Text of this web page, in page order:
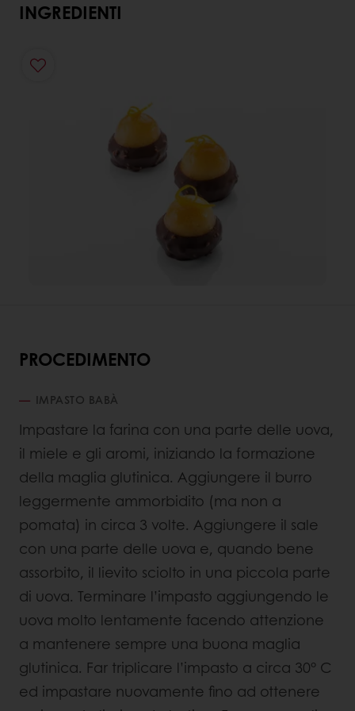
INGREDIENTI
PROCEDIMENTO
IMPASTO BABÀ
Impastare la farina con una parte delle uova,
il miele e gli aromi, iniziando la formazione
della maglia glutinica. Aggiungere il burro
leggermente ammorbidito (ma non a
pomata) in circa 3 volte. Aggiungere il sale
con una parte delle uova e, quando bene
assorbito, il lievito sciolto in una piccola parte
di uova. Terminare l’impasto aggiungendo le
uova molto lentamente facendo attenzione
a mantenere sempre una buona maglia
glutinica. Far triplicare l’impasto a circa 30° C
ed impastare nuovamente fino ad ottenere